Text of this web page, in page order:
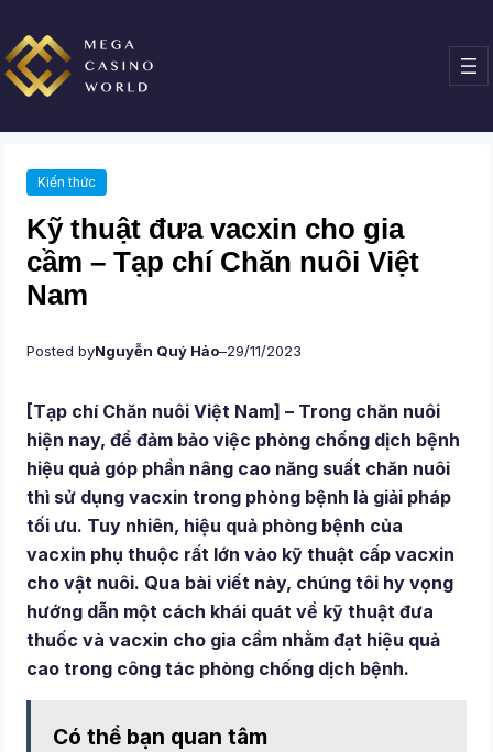
đến
phần
nội
dung
Kiến thức
Kỹ thuật đưa vacxin cho gia
cầm – Tạp chí Chăn nuôi Việt
Nam
Posted byNguyễn Quý Hảo–29/11/2023
[Tạp chí Chăn nuôi Việt Nam] – Trong chăn nuôi
hiện nay, để đảm bảo việc phòng chống dịch bệnh
hiệu quả góp phần nâng cao năng suất chăn nuôi
thì sử dụng vacxin trong phòng bệnh là giải pháp
tối ưu. Tuy nhiên, hiệu quả phòng bệnh của
vacxin phụ thuộc rất lớn vào kỹ thuật cấp vacxin
cho vật nuôi. Qua bài viết này, chúng tôi hy vọng
hướng dẫn một cách khái quát về kỹ thuật đưa
thuốc và vacxin cho gia cầm nhằm đạt hiệu quả
cao trong công tác phòng chống dịch bệnh.
Có thể bạn quan tâm